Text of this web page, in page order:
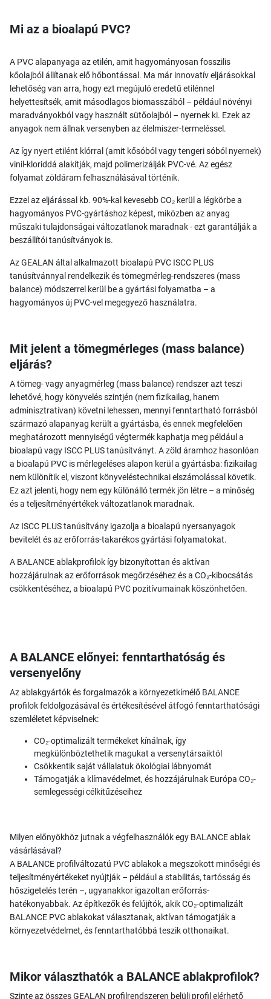
Mi az a bioalapú PVC?
A PVC alapanyaga az etilén, amit hagyományosan fosszilis
kőolajból állítanak elő hőbontással. Ma már innovatív eljárásokkal
lehetőség van arra, hogy ezt megújuló eredetű etilénnel
helyettesítsék, amit másodlagos biomasszából – például növényi
maradványokból vagy használt sütőolajból – nyernek ki. Ezek az
anyagok nem állnak versenyben az élelmiszer-termeléssel.
Az így nyert etilént klórral (amit kősóból vagy tengeri sóból nyernek)
vinil-kloriddá alakítják, majd polimerizálják PVC-vé. Az egész
folyamat zöldáram felhasználásával történik.
Ezzel az eljárással kb. 90%-kal kevesebb CO₂ kerül a légkörbe a
hagyományos PVC-gyártáshoz képest, miközben az anyag
műszaki tulajdonságai változatlanok maradnak - ezt garantálják a
beszállítói tanúsítványok is.
Az GEALAN által alkalmazott bioalapú PVC ISCC PLUS
tanúsítvánnyal rendelkezik és tömegmérleg-rendszeres (mass
balance) módszerrel kerül be a gyártási folyamatba – a
hagyományos új PVC-vel megegyező használatra.
Mit jelent a tömegmérleges (mass balance)
eljárás?
A tömeg- vagy anyagmérleg (mass balance) rendszer azt teszi
lehetővé, hogy könyvelés szintjén (nem fizikailag, hanem
adminisztratívan) követni lehessen, mennyi fenntartható forrásból
származó alapanyag került a gyártásba, és ennek megfelelően
meghatározott mennyiségű végtermék kaphatja meg például a
bioalapú vagy ISCC PLUS tanúsítványt. A zöld áramhoz hasonlóan
a bioalapú PVC is mérlegeléses alapon kerül a gyártásba: fizikailag
nem különítik el, viszont könyveléstechnikai elszámolással követik.
Ez azt jelenti, hogy nem egy különálló termék jön létre – a minőség
és a teljesítményértékek változatlanok maradnak.
Az ISCC PLUS tanúsítvány igazolja a bioalapú nyersanyagok
bevitelét és az erőforrás-takarékos gyártási folyamatokat.
A BALANCE ablakprofilok így bizonyítottan és aktívan
hozzájárulnak az erőforrások megőrzéséhez és a CO₂-kibocsátás
csökkentéséhez, a bioalapú PVC pozitívumainak köszönhetően.
A BALANCE előnyei: fenntarthatóság és
versenyelőny
Az ablakgyártók és forgalmazók a környezetkímélő BALANCE
profilok feldolgozásával és értékesítésével átfogó fenntarthatósági
szemléletet képviselnek:
CO₂-optimalizált termékeket kínálnak, így
megkülönböztethetik magukat a versenytársaiktól
Csökkentik saját vállalatuk ökológiai lábnyomát
Támogatják a klímavédelmet, és hozzájárulnak Európa CO₂-
semlegességi célkitűzéseihez
Milyen előnyökhöz jutnak a végfelhasználók egy BALANCE ablak
vásárlásával?
A BALANCE profilváltozatú PVC ablakok a megszokott minőségi és
teljesítményértékeket nyújtják – például a stabilitás, tartósság és
hőszigetelés terén –, ugyanakkor igazoltan erőforrás-
hatékonyabbak. Az építkezők és felújítók, akik CO₂-optimalizált
BALANCE PVC ablakokat választanak, aktívan támogatják a
környezetvédelmet, és fenntarthatóbbá teszik otthonaikat.
Mikor választhatók a BALANCE ablakprofilok?
Szinte az összes GEALAN profilrendszeren belüli profil elérhető